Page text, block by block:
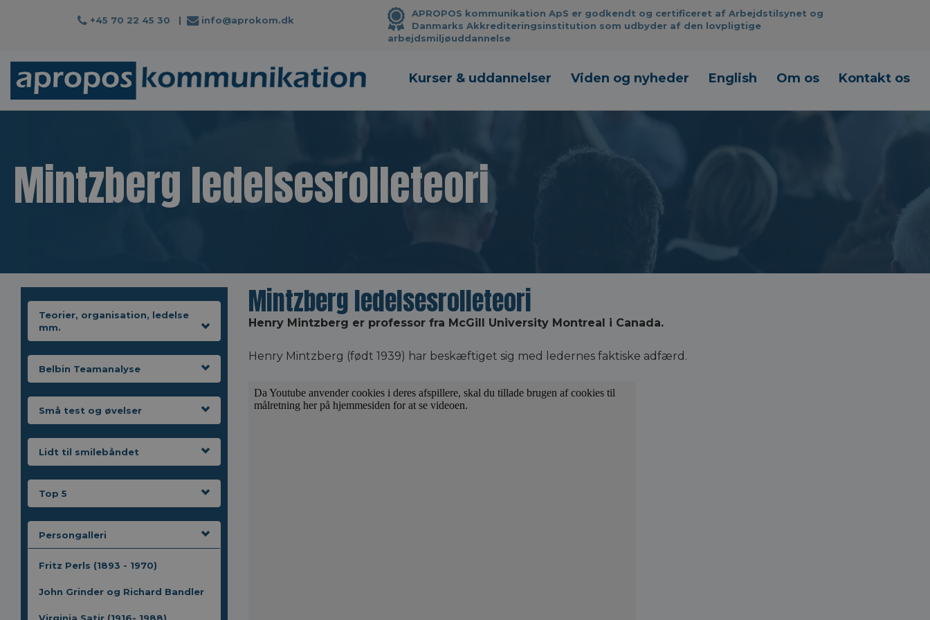
+45 70 22 45 30 | info@aprokom.dk
APROPOS kommunikation ApS er godkendt og certificeret af Arbejdstilsynet og
Danmarks Akkrediteringsinstitution som udbyder af den lovpligtige
arbejdsmiljøuddannelse
Kurser & uddannelser Viden og nyheder English Om os Kontakt os
Mintzberg ledelsesrolleteori
Teorier, organisation, ledelse
mm.
Belbin Teamanalyse
Små test og øvelser
Lidt til smilebåndet
Top 5
Persongalleri
Fritz Perls (1893 - 1970)
John Grinder og Richard Bandler
Mintzberg ledelsesrolleteori
Henry Mintzberg er professor fra McGill University Montreal i Canada.
Henry Mintzberg (født 1939) har beskæftiget sig med ledernes faktiske adfærd.